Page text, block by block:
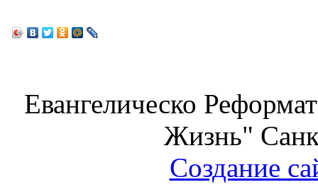
Евангелическо
Жизнь"
Создание